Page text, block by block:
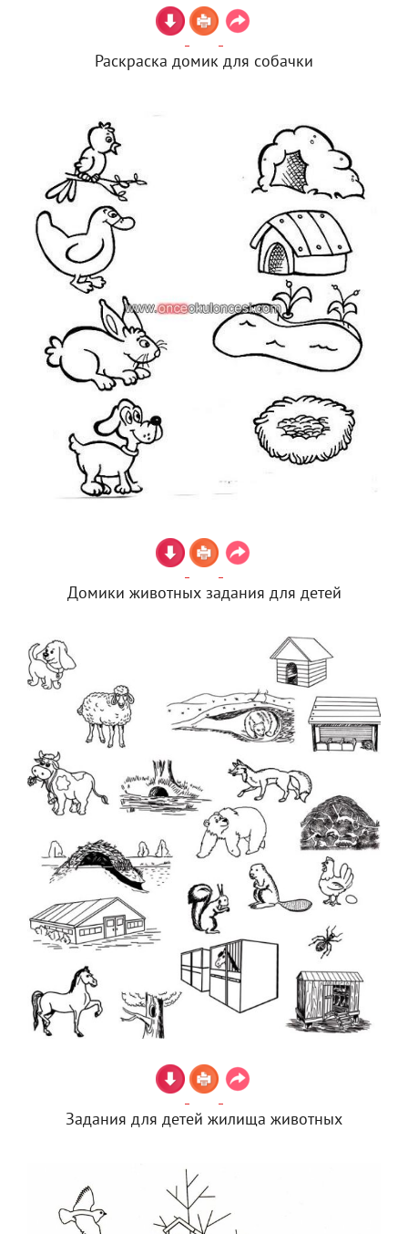
Раскраска домик для собачки
Домики животных задания для детей
Задания для детей жилища животных